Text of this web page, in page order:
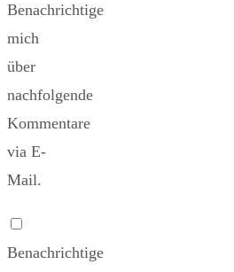
Benachrichtige
mich
über
nachfolgende
Kommentare
via E-
Mail.
Benachrichtige